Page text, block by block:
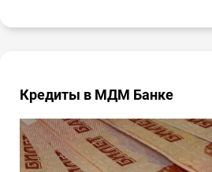
Кредиты в МДМ Банке